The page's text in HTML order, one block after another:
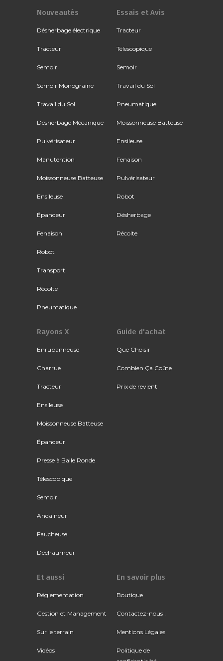
Nouveautés
Désherbage électrique
Tracteur
Semoir
Semoir Monograine
Travail du Sol
Désherbage Mécanique
Pulvérisateur
Manutention
Moissonneuse Batteuse
Ensileuse
Épandeur
Fenaison
Robot
Transport
Récolte
Pneumatique
Essais et Avis
Tracteur
Télescopique
Semoir
Travail du Sol
Pneumatique
Moissonneuse Batteuse
Ensileuse
Fenaison
Pulvérisateur
Robot
Désherbage
Récolte
Rayons X
Enrubanneuse
Charrue
Tracteur
Ensileuse
Moissonneuse Batteuse
Épandeur
Presse à Balle Ronde
Télescopique
Semoir
Andaineur
Faucheuse
Déchaumeur
Guide d'achat
Que Choisir
Combien Ça Coûte
Prix de revient
Et aussi
Réglementation
Gestion et Management
Sur le terrain
Vidéos
En savoir plus
Boutique
Contactez-nous !
Mentions Légales
Politique de